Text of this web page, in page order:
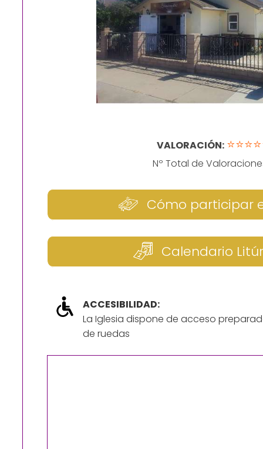
VALORACIÓN:
Nº Total de
Cómo participar
Calendario
ACCESIBILIDAD:
La Iglesia dispone de acceso
de ruedas